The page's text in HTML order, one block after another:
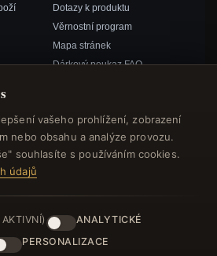
vašeho prohlížení, zobrazení
nebo obsahu a analýze provozu.
souhlasíte s používáním cookies.
údajů
ANALYTICKÉ
PERSONALIZACE
Dotazy k produktu
Věrnostní program
Mapa stránek
Dárkový poukaz FAQ
SLEDUJTE NÁS